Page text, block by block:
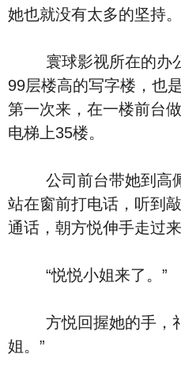
她也就没有太多的坚持。
寰球影视所在的办公
99层楼高的写字楼，也
第一次来，在一楼前台
电梯上35楼。
公司前台带她到高佩
站在窗前打电话，听到
通话，朝方悦伸手走过来
“悦悦小姐来了。”
方悦回握她的手，礼
姐。”